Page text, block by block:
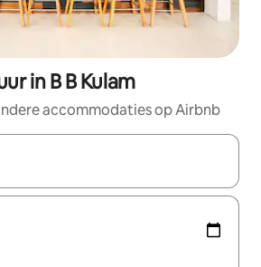
in B B Kulam
accommodaties op Airbnb
beschikbaar zijn, maak je een keuze